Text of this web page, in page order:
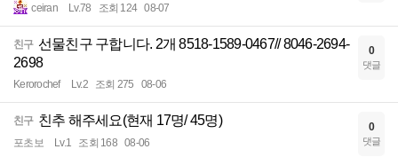
ceiran Lv.78 조회 124 08-07
친구 선물친구 구합니다. 2개 8518-1589-0467// 8046-2694-
2698
Kerorochef Lv.2 조회 275 08-06
0
댓글
친구 친추 해주세요(현재 17명/ 45명)
포초보 Lv.1 조회 168 08-06
0
댓글